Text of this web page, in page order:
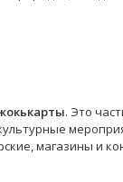
. Это
магазины